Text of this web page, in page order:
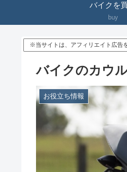
バイクを
buy
※当サイトは、アフィリエイト広告
バイクのカウ
お役立ち情報